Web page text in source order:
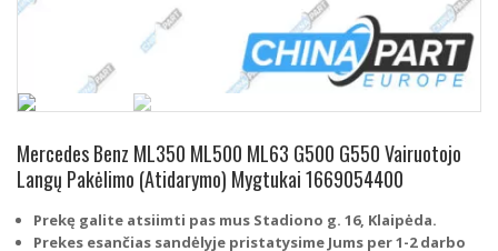
Mercedes Benz ML350 ML500 ML63 G500 G550 Vairuotojo
Langų Pakėlimo (Atidarymo) Mygtukai 1669054400
Prekę galite atsiimti pas mus Stadiono g. 16, Klaipėda.
Prekes esančias sandėlyje pristatysime Jums per 1-2 darbo